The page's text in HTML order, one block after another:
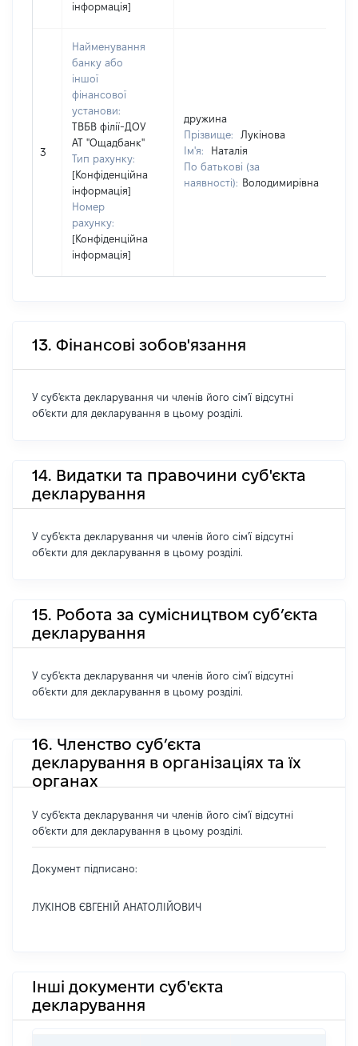
інформація]
3
Найменування
банку або
іншої
фінансової
установи:
ТВБВ філії-ДОУ
АТ "Ощадбанк"
Тип рахунку:
[Конфіденційна
інформація]
Номер
рахунку:
[Конфіденційна
інформація]
дружина
Прізвище:
Лукінова
Ім'я:
Наталія
По батькові (за
наявності): Володимирівна
13. Фінансові зобов'язання
У суб'єкта декларування чи членів його сім'ї відсутні
об'єкти для декларування в цьому розділі.
14. Видатки та правочини суб'єкта
декларування
У суб'єкта декларування чи членів його сім'ї відсутні
об'єкти для декларування в цьому розділі.
15. Робота за сумісництвом суб’єкта
декларування
У суб'єкта декларування чи членів його сім'ї відсутні
об'єкти для декларування в цьому розділі.
16. Членство суб’єкта
декларування в організаціях та їх
органах
У суб'єкта декларування чи членів його сім'ї відсутні
об'єкти для декларування в цьому розділі.
Документ підписано:
ЛУКІНОВ ЄВГЕНІЙ АНАТОЛІЙОВИЧ
Інші документи суб'єкта
декларування